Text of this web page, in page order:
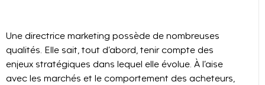
Une directrice marketing possède de nombreuses
qualités. Elle sait, tout d’abord, tenir compte des
enjeux stratégiques dans lequel elle évolue. À l’aise
avec les marchés et le comportement des acheteurs,